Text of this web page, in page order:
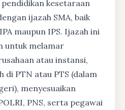
kesetaraan
ijazah SMA, baik
maupun IPS. Ijazah ini
untuk melamar
atau instansi,
di PTN atau PTS (dalam
menyesuaikan
PNS, serta pegawai